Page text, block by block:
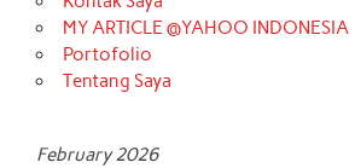
MY ARTICLE @YAHOO INDONESIA
Portofolio
Tentang Saya
February 2026